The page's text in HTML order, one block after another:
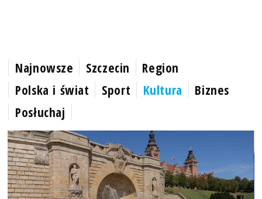
Najnowsze Szczecin
Region
Polska i świat
Sport Kultura
Biznes
Posłuchaj